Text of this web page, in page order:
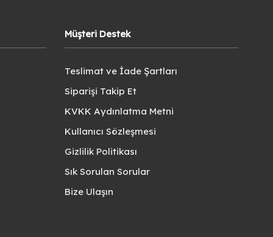
Müşteri Destek
Teslimat ve İade Şartları
Siparişi Takip Et
KVKK Aydınlatma Metni
Kullanıcı Sözleşmesi
Gizlilik Politikası
Sık Sorulan Sorular
Bize Ulaşın